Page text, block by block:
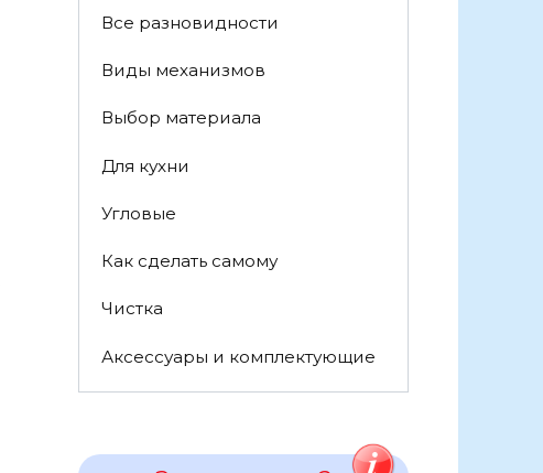
Все разновидности
Виды механизмов
Выбор материала
Для кухни
Угловые
Как сделать самому
Чистка
Аксессуары и комплектующие